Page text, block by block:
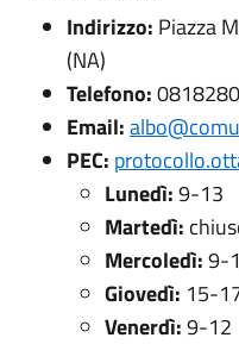
Indirizzo: Piazza
(NA)
Telefono:
Email:
PEC:
Lunedì:9-13
Martedì:
Mercoledì:9-
Giovedì: 15-
Venerdì:9-12